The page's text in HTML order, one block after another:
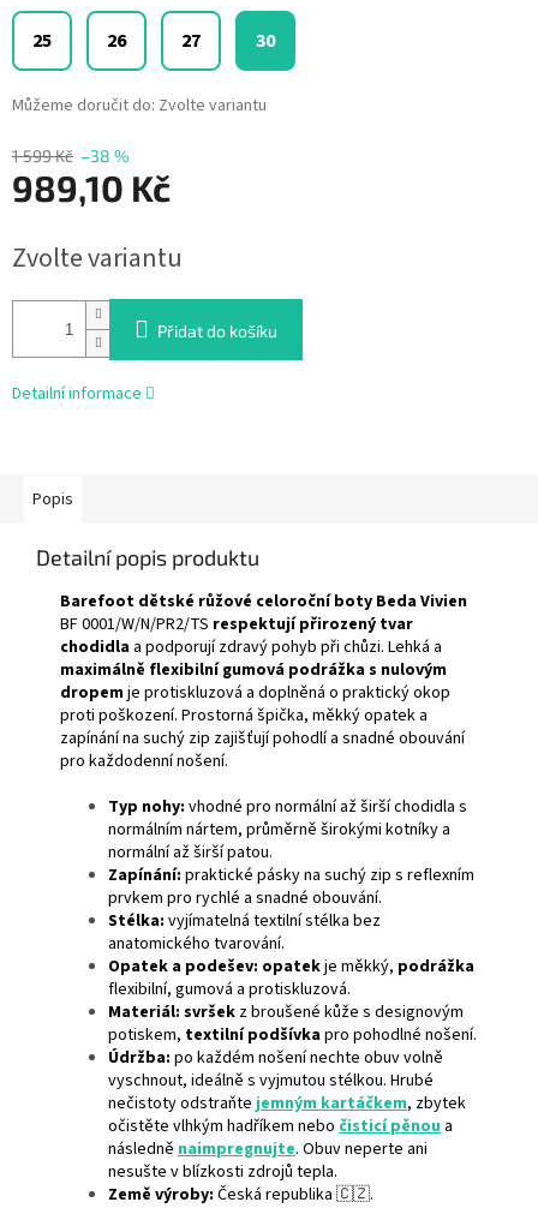
1 599 Kč –38 %
989,10 Kč
cena:
Zvolte variantu
25 26 27 30
Můžeme doručit do: Zvolte variantu
Přidat do košíku
Detailní informace
Popis
Detailní popis produktu
Barefoot dětské růžové celoroční boty Beda Vivien
BF 0001/W/N/PR2/TS respektují přirozený tvar
chodidla a podporují zdravý pohyb při chůzi. Lehká a
maximálně flexibilní gumová podrážka s nulovým
dropemje protiskluzová a doplněná o praktický okop
proti poškození. Prostorná špička, měkký opatek a
zapínání na suchý zip zajišťují pohodlí a snadné obouvání
pro každodenní nošení.
Typ nohy: vhodné pro normální až širší chodidla s
normálním nártem, průměrně širokými kotníky a
normální až širší patou.
Zapínání: praktické pásky na suchý zip s reflexním
prvkem pro rychlé a snadné obouvání.
Stélka: vyjímatelná textilní stélka bez
anatomického tvarování.
Opatek a podešev: opatekje měkký, podrážka
flexibilní, gumová a protiskluzová.
Materiál: svršek z broušené kůže s designovým
potiskem, textilní podšívkapro pohodlné nošení.
Údržba: po každém nošení nechte obuv volně
vyschnout, ideálně s vyjmutou stélkou. Hrubé
nečistoty odstraňte jemným kartáčkem, zbytek
očistěte vlhkým hadříkem nebo čisticí pěnou a
následně naimpregnujte. Obuv neperte ani
nesušte v blízkosti zdrojů tepla.
Země výroby: Česká republika 🇨🇿.